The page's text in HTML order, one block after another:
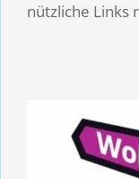
nützliche Links